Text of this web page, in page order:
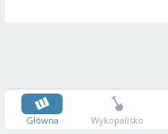
Główna Wykopalisko